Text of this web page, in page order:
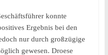
konnte
Ergebnis bei den
nur durch großzügige
gewesen. Droese